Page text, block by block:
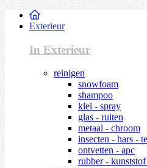
Exterieur
In Exterieur
reinigen
snowfoam
shampoo
klei - spray
glas - ruiten
metaal - chroom
insecten - hars -
ontvetten - apc
rubber -